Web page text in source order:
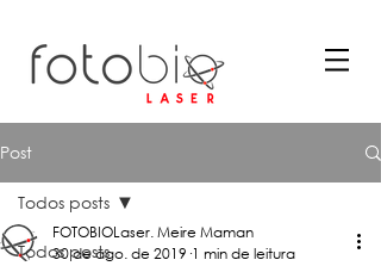
Post
Todos posts
Todos posts
FOTOBIOLaser. Meire Maman
30 de ago. de 2019 1 min de leitura